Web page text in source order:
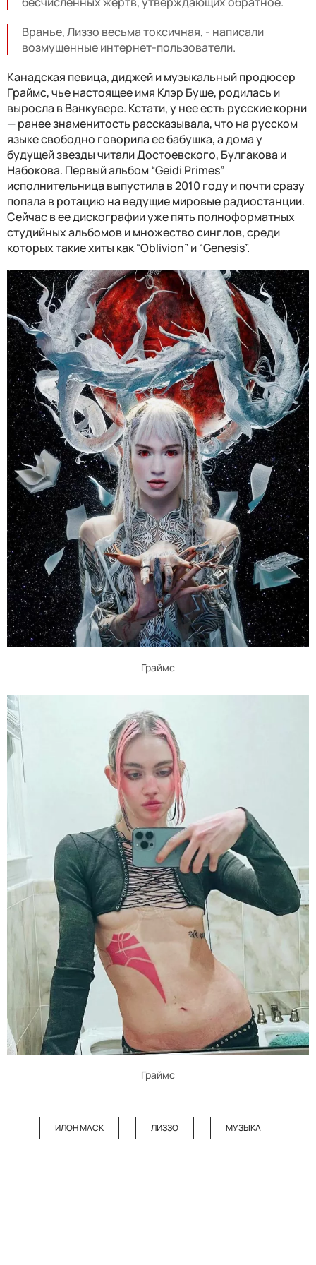
Вранье, Лиззо весьма токсичная, - написали
возмущенные интернет-пользователи.
Канадская певица, диджей и музыкальный продюсер
Граймс, чье настоящее имя Клэр Буше, родилась и
выросла в Ванкувере. Кстати, у нее есть русские корни
—ранее знаменитость рассказывала, что на русском
языке свободно говорила ее бабушка, а дома у
будущей звезды читали Достоевского, Булгакова и
Набокова. Первый альбом “Geidi Primes”
исполнительница выпустила в 2010 году и почти сразу
попала в ротацию на ведущие мировые радиостанции.
Сейчас в ее дискографии уже пять полноформатных
студийных альбомов и множество синглов, среди
которых такие хиты как “Oblivion” и “Genesis”.
Граймс
Граймс
ИЛОН МАСК ЛИЗЗО МУЗЫКА